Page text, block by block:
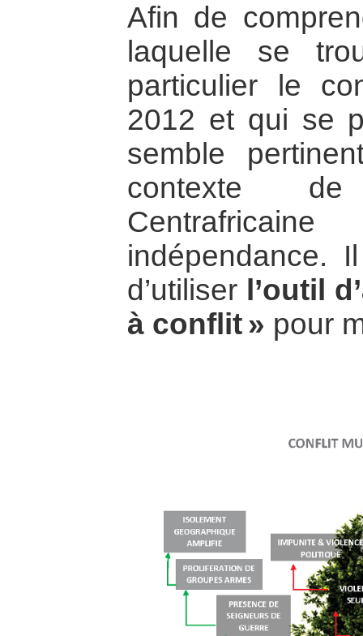
Afin de
laquelle se
particulier le
2012 et qui se
semble
contexte
indépendance.
d’utiliser l’outil
à conflit » pour